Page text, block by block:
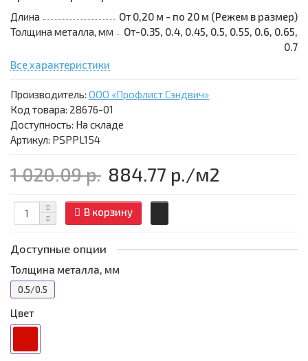
Длина
От 0,20 м - по 20 м (Режем в размер)
Толщина металла, мм
От-0.35, 0.4, 0.45, 0.5, 0.55, 0.6, 0.65,
0.7
Все характеристики
Производитель: ООО «Профлист Сэндвич»
Код товара: 28676-01
Доступность: На складе
Артикул: PSPPL154
1 020.09 р. 884.77 р./м2
В корзину
Доступные опции
Толщина металла, мм
0.5/0.5
Цвет